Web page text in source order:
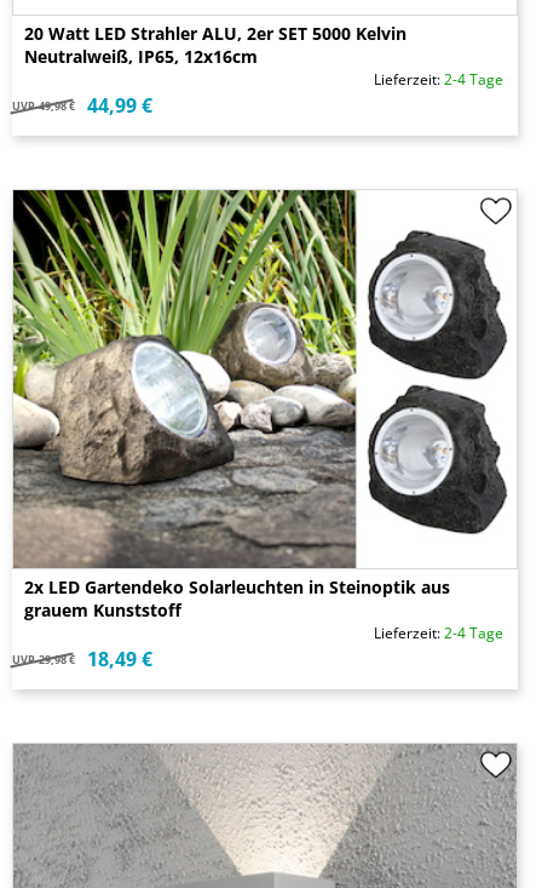
20 Watt LED Strahler ALU, 2er SET 5000 Kelvin
Neutralweiß, IP65, 12x16cm
Lieferzeit:2-4 Tage
UVP 49,98 € 44,99 €
2x LED Gartendeko Solarleuchten in Steinoptik aus
grauem Kunststoff
Lieferzeit:2-4 Tage
UVP 29,98 € 18,49 €